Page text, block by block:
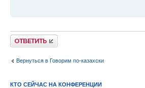
Ответить
Вернуться в Говорим по-казахски
КТО СЕЙЧАС НА КОНФЕРЕНЦИИ